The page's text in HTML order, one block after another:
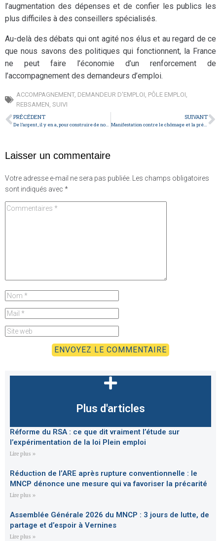
l’augmentation des dépenses et de confier les publics les
plus difficiles à des conseillers spécialisés.
Au-delà des débats qui ont agité nos élus et au regard de ce
que nous savons des politiques qui fonctionnent, la France
ne peut faire l’économie d’un renforcement de
l’accompagnement des demandeurs d’emploi.
ACCOMPAGNEMENT, DEMANDEUR D'EMPLOI, PÔLE EMPLOI,
REBSAMEN, SUIVI
PRÉCÉDENT
De l’argent, il y en a, pour construire de nouveaux droits
SUIVANT
Manifestation contre le chômage et la précarité !
Laisser un commentaire
Votre adresse e-mail ne sera pas publiée.
Les champs obligatoires
sont indiqués avec *
Plus d'articles
Réforme du RSA : ce que dit vraiment l’étude sur
l’expérimentation de la loi Plein emploi
Lire plus »
Réduction de l’ARE après rupture conventionnelle : le
MNCP dénonce une mesure qui va favoriser la précarité
Lire plus »
Assemblée Générale 2026 du MNCP : 3 jours de lutte, de
partage et d’espoir à Vernines
Lire plus »